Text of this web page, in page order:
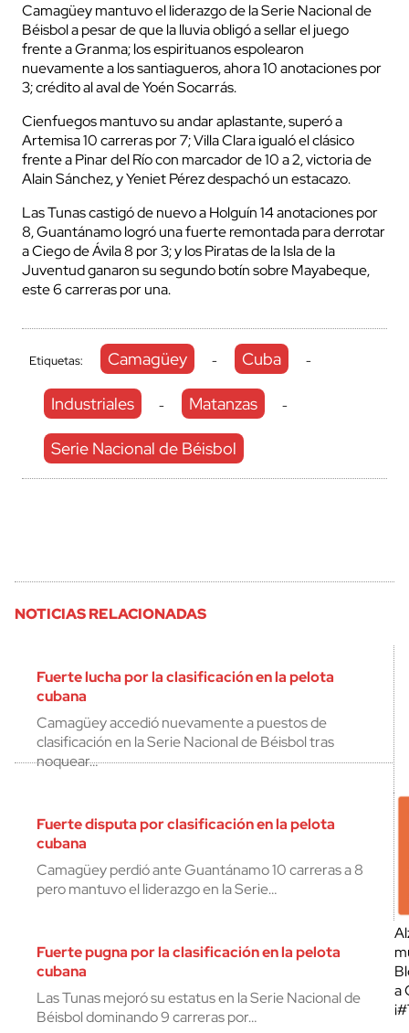
Camagüey mantuvo el liderazgo de la Serie Nacional de
Béisbol a pesar de que la lluvia obligó a sellar el juego
frente a Granma; los espirituanos espolearon
nuevamente a los santiagueros, ahora 10 anotaciones por
3; crédito al aval de Yoén Socarrás.
Cienfuegos mantuvo su andar aplastante, superó a
Artemisa 10 carreras por 7; Villa Clara igualó el clásico
frente a Pinar del Río con marcador de 10 a 2, victoria de
Alain Sánchez, y Yeniet Pérez despachó un estacazo.
Las Tunas castigó de nuevo a Holguín 14 anotaciones por
8, Guantánamo logró una fuerte remontada para derrotar
a Ciego de Ávila 8 por 3; y los Piratas de la Isla de la
Juventud ganaron su segundo botín sobre Mayabeque,
este 6 carreras por una.
Etiquetas: Camagüey - Cuba -
Industriales - Matanzas -
Serie Nacional de Béisbol
NOTICIAS RELACIONADAS
Fuerte lucha por la clasificación en la pelota
cubana
Camagüey accedió nuevamente a puestos de
clasificación en la Serie Nacional de Béisbol tras
noquear…
Fuerte disputa por clasificación en la pelota
cubana
Camagüey perdió ante Guantánamo 10 carreras a 8
pero mantuvo el liderazgo en la Serie…
Fuerte pugna por la clasificación en la pelota
cubana
Las Tunas mejoró su estatus en la Serie Nacional de
Béisbol dominando 9 carreras por…
a